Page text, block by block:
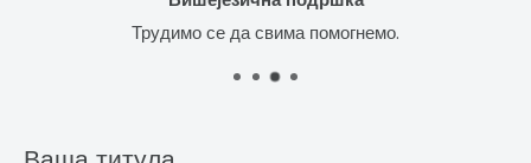
Трудимо се да свима помогнемо.